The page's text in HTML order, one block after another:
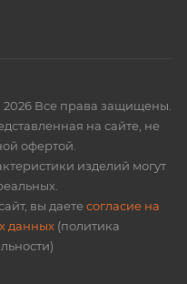
Все права защищены.
на сайте, не
офертой.
изделий могут
вы даетесогласие на
данных (политика